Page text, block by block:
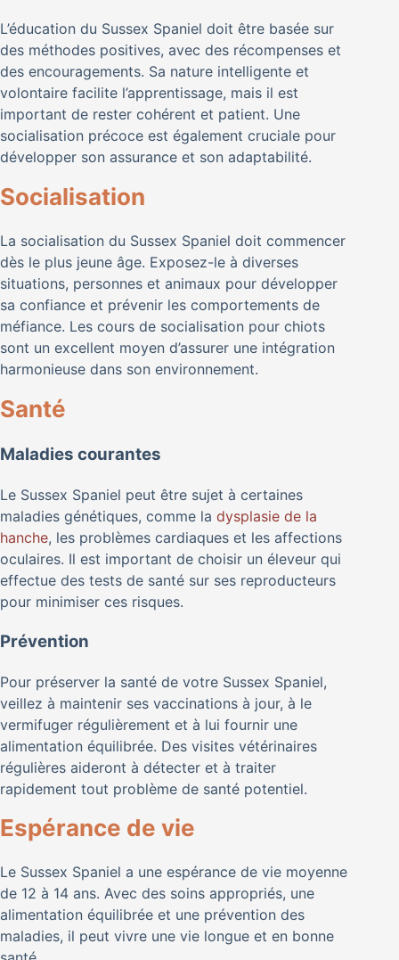
L’éducation du Sussex Spaniel doit être basée sur
des méthodes positives, avec des récompenses et
des encouragements. Sa nature intelligente et
volontaire facilite l’apprentissage, mais il est
important de rester cohérent et patient. Une
socialisation précoce est également cruciale pour
développer son assurance et son adaptabilité.
Socialisation
La socialisation du Sussex Spaniel doit commencer
dès le plus jeune âge. Exposez-le à diverses
situations, personnes et animaux pour développer
sa confiance et prévenir les comportements de
méfiance. Les cours de socialisation pour chiots
sont un excellent moyen d’assurer une intégration
harmonieuse dans son environnement.
Santé
Maladies courantes
Le Sussex Spaniel peut être sujet à certaines
maladies génétiques, comme la dysplasie de la
hanche, les problèmes cardiaques et les affections
oculaires. Il est important de choisir un éleveur qui
effectue des tests de santé sur ses reproducteurs
pour minimiser ces risques.
Prévention
Pour préserver la santé de votre Sussex Spaniel,
veillez à maintenir ses vaccinations à jour, à le
vermifuger régulièrement et à lui fournir une
alimentation équilibrée. Des visites vétérinaires
régulières aideront à détecter et à traiter
rapidement tout problème de santé potentiel.
Espérance de vie
Le Sussex Spaniel a une espérance de vie moyenne
de 12 à 14 ans. Avec des soins appropriés, une
alimentation équilibrée et une prévention des
maladies, il peut vivre une vie longue et en bonne